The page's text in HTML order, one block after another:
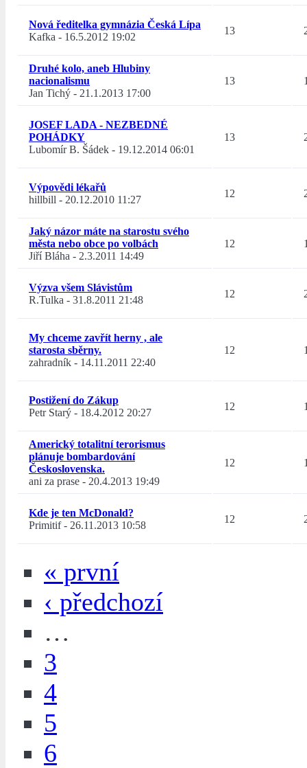
Nová ředitelka gymnázia Česká Lípa
Kafka - 16.5.2012 19:02
13
Druhé kolo, aneb Hlubiny
nacionalismu
Jan Tichý - 21.1.2013 17:00
13
JOSEF LADA - NEZBEDNÉ
POHÁDKY
Lubomír B. Šádek - 19.12.2014 06:01
13
Výpovědi lékařů
hillbill - 20.12.2010 11:27
12
Jaký názor máte na starostu svého
města nebo obce po volbách
Jiří Bláha - 2.3.2011 14:49
12
Výzva všem Slávistům
R.Tulka - 31.8.2011 21:48
12
My chceme zavřít herny , ale
starosta sběrny.
zahradník - 14.11.2011 22:40
12
Postižení do Zákup
Petr Starý - 18.4.2012 20:27
12
Americký totalitní terorismus
plánuje bombardování
Československa.
ani za prase - 20.4.2013 19:49
12
Kde je ten McDonald?
Primitif- 26.11.2013 10:58
12
« první
‹ předchozí
…
3
4
5
6